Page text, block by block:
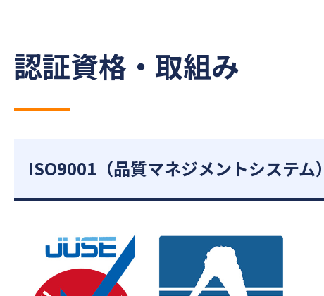
認証資格・取組み
ISO9001（品質マネジメントシステム）